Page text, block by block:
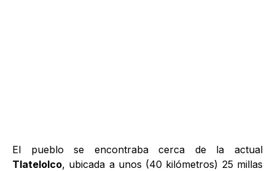
El pueblo se encontraba cerca de la actual
Tlatelolco, ubicada a unos (40 kilómetros) 25 millas